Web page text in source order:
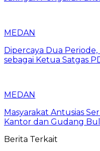
MEDAN
Dipercaya Dua
sebagai Ketua Satgas
MEDAN
Masyarakat Antusias
Kantor dan Gudang
Berita Terkait